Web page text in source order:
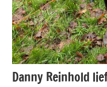
Danny Reinhold